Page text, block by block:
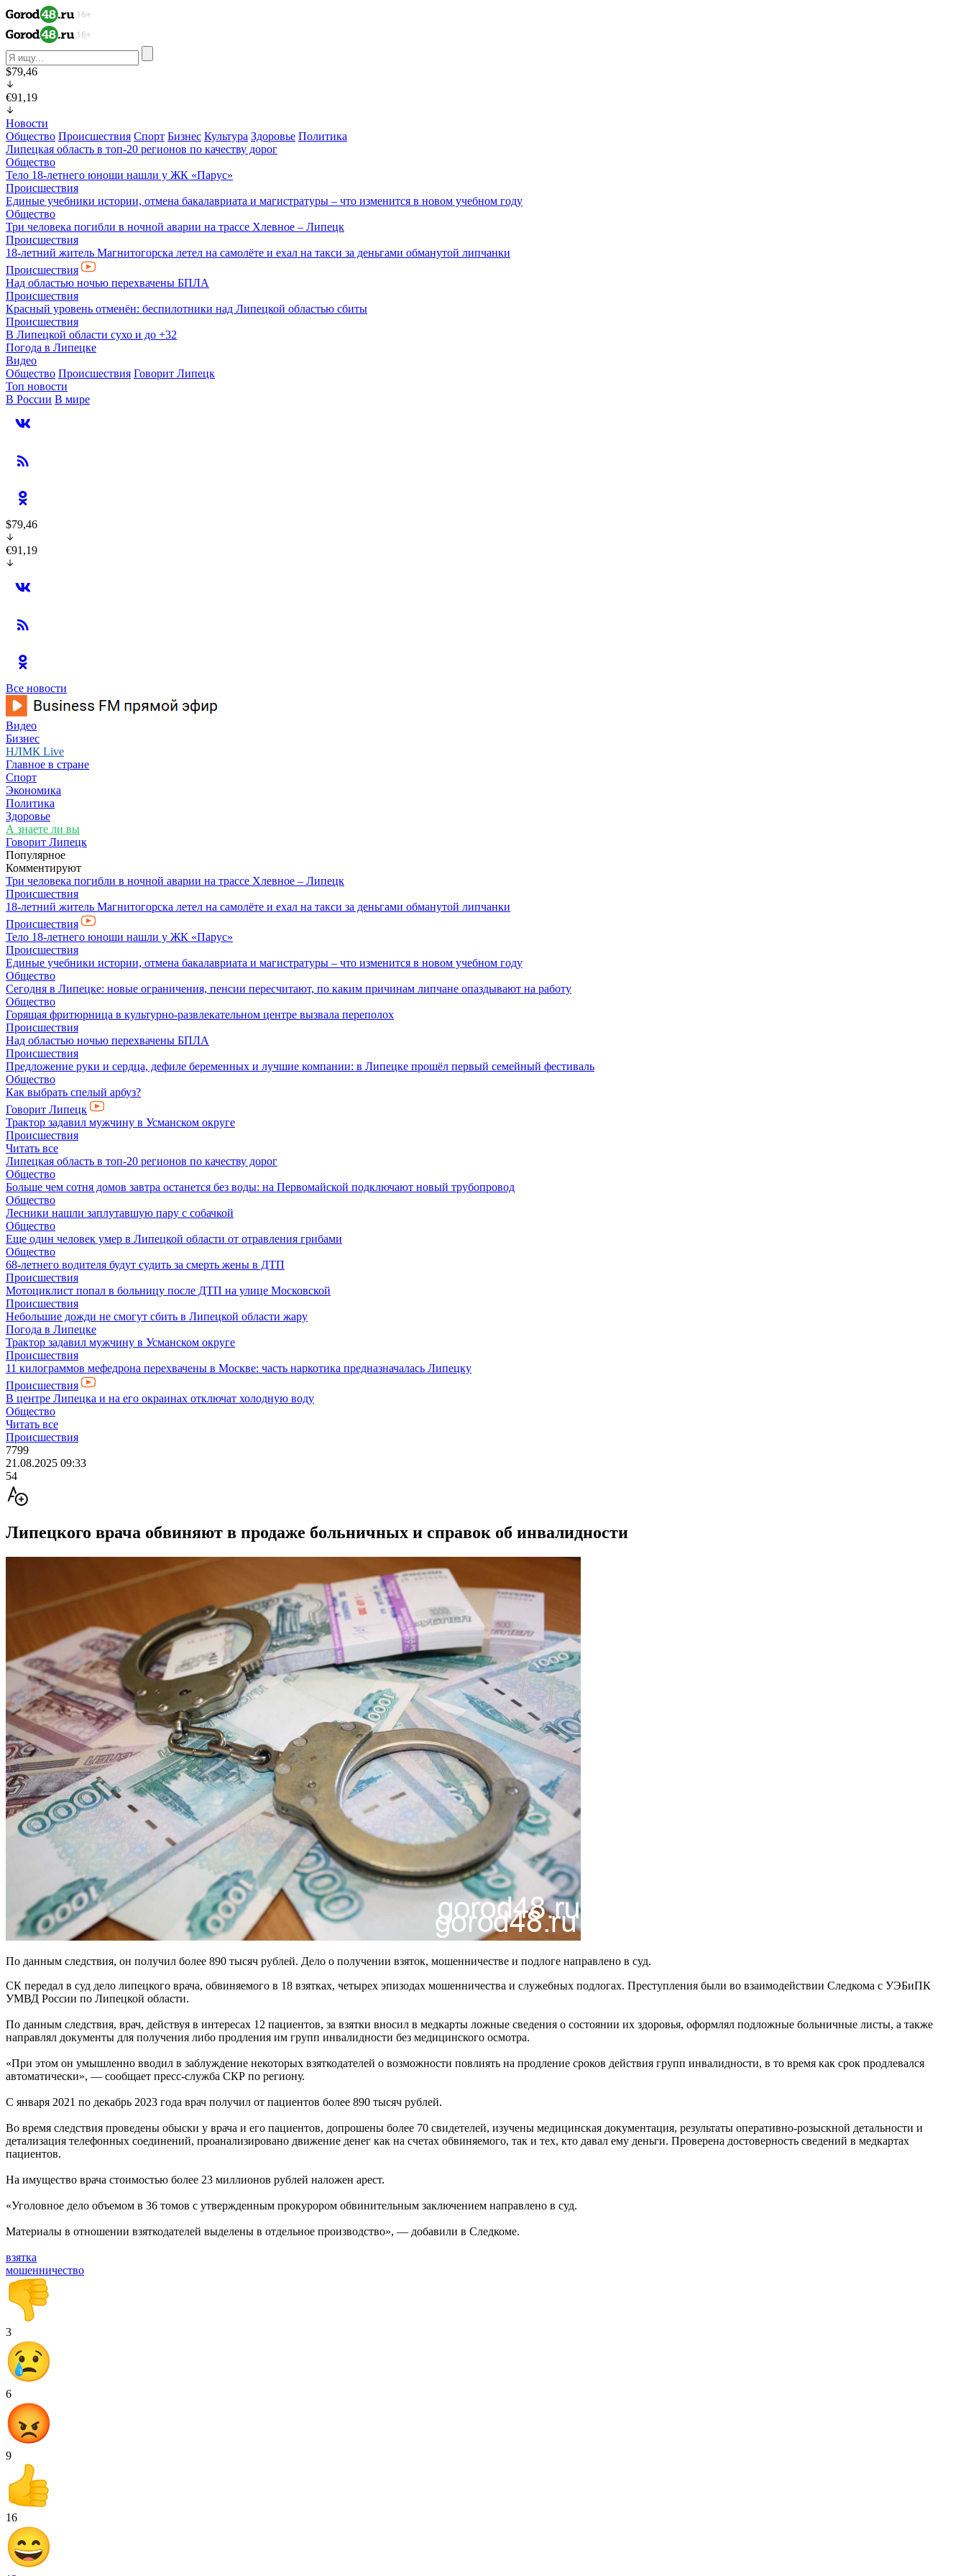
$79,46
€91,19
Новости
Общество Происшествия Спорт Бизнес Культура Здоровье Политика
Липецкая область в топ-20 регионов по качеству дорог
Общество
Тело 18-летнего юноши нашли у ЖК «Парус»
Происшествия
Единые учебники истории, отмена бакалавриата и магистратуры – что изменится в новом учебном году
Общество
Три человека погибли в ночной аварии на трассе Хлевное – Липецк
Происшествия
18-летний житель Магнитогорска летел на самолёте и ехал на такси за деньгами обманутой липчанки
Происшествия
Над областью ночью перехвачены БПЛА
Происшествия
Красный уровень отменён: беспилотники над Липецкой областью сбиты
Происшествия
В Липецкой области сухо и до +32
Погода в Липецке
Видео
Общество Происшествия Говорит Липецк
Топ новости
В России В мире
$79,46
€91,19
Все новости
Видео
Бизнес
НЛМК Live
Главное в стране
Спорт
Экономика
Политика
Здоровье
А знаете ли вы
Говорит Липецк
Популярное
Комментируют
Три человека погибли в ночной аварии на трассе Хлевное – Липецк
Происшествия
18-летний житель Магнитогорска летел на самолёте и ехал на такси за деньгами обманутой липчанки
Происшествия
Тело 18-летнего юноши нашли у ЖК «Парус»
Происшествия
Единые учебники истории, отмена бакалавриата и магистратуры – что изменится в новом учебном году
Общество
Сегодня в Липецке: новые ограничения, пенсии пересчитают, по каким причинам липчане опаздывают на работу
Общество
Горящая фритюрница в культурно-развлекательном центре вызвала переполох
Происшествия
Над областью ночью перехвачены БПЛА
Происшествия
Предложение руки и сердца, дефиле беременных и лучшие компании: в Липецке прошёл первый семейный фестиваль
Общество
Как выбрать спелый арбуз?
Говорит Липецк
Трактор задавил мужчину в Усманском округе
Происшествия
Читать все
Липецкая область в топ-20 регионов по качеству дорог
Общество
Больше чем сотня домов завтра останется без воды: на Первомайской подключают новый трубопровод
Общество
Лесники нашли заплутавшую пару с собачкой
Общество
Еще один человек умер в Липецкой области от отравления грибами
Общество
68-летнего водителя будут судить за смерть жены в ДТП
Происшествия
Мотоциклист попал в больницу после ДТП на улице Московской
Происшествия
Небольшие дожди не смогут сбить в Липецкой области жару
Погода в Липецке
Трактор задавил мужчину в Усманском округе
Происшествия
11 килограммов мефедрона перехвачены в Москве: часть наркотика предназначалась Липецку
Происшествия
В центре Липецка и на его окраинах отключат холодную воду
Общество
Читать все
Происшествия
7799
21.08.2025 09:33
54
Липецкого врача обвиняют в продаже больничных и справок об инвалидности
По данным следствия, он получил более 890 тысяч рублей. Дело о получении взяток, мошенничестве и подлоге направлено в суд.
СК передал в суд дело липецкого врача, обвиняемого в 18 взятках, четырех эпизодах мошенничества и служебных подлогах. Преступления были во взаимодействии Следкома с УЭБиПК
УМВД России по Липецкой области.
По данным следствия, врач, действуя в интересах 12 пациентов, за взятки вносил в медкарты ложные сведения о состоянии их здоровья, оформлял подложные больничные листы, а также
направлял документы для получения либо продления им групп инвалидности без медицинского осмотра.
«При этом он умышленно вводил в заблуждение некоторых взяткодателей о возможности повлиять на продление сроков действия групп инвалидности, в то время как срок продлевался
автоматически», — сообщает пресс-служба СКР по региону.
С января 2021 по декабрь 2023 года врач получил от пациентов более 890 тысяч рублей.
Во время следствия проведены обыски у врача и его пациентов, допрошены более 70 свидетелей, изучены медицинская документация, результаты оперативно-розыскной детальности и
детализация телефонных соединений, проанализировано движение денег как на счетах обвиняемого, так и тех, кто давал ему деньги. Проверена достоверность сведений в медкартах
пациентов.
На имущество врача стоимостью более 23 миллионов рублей наложен арест.
«Уголовное дело объемом в 36 томов с утвержденным прокурором обвинительным заключением направлено в суд.
Материалы в отношении взяткодателей выделены в отдельное производство», — добавили в Следкоме.
взятка
мошенничество
3
6
9
16